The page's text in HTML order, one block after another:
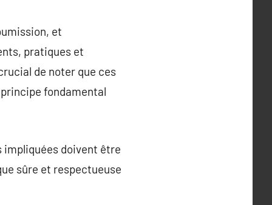
et
pratiques et
de noter que ces
fondamental
impliquées doivent être
sûre et respectueuse